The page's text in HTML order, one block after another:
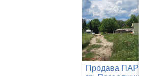
Продава ПАРЦЕЛ,